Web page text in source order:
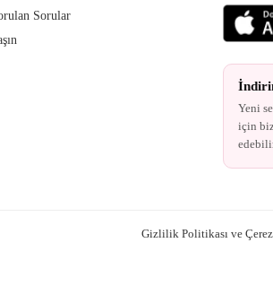
Sorular
Yeni
için
Gizlilik Politikası ve